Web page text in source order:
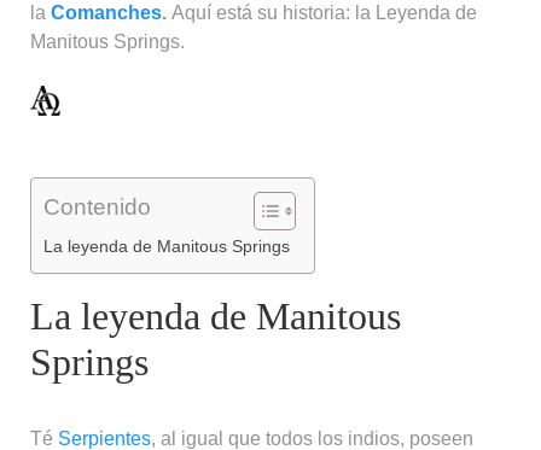
la Comanches. Aquí está su historia: la Leyenda de
Manitous Springs.
Contenido
La leyenda de Manitous Springs
La leyenda de Manitous
Springs
Té Serpientes, al igual que todos los indios, poseen